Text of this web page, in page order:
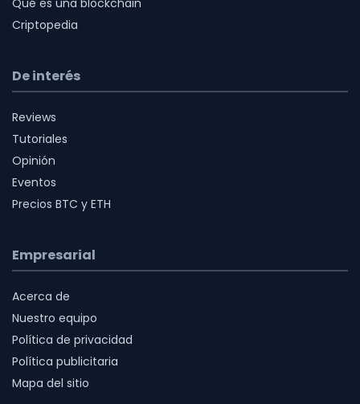
Qué es una blockchain
Criptopedia
De interés
Reviews
Tutoriales
Opinión
Eventos
Precios BTC y ETH
Empresarial
Acerca de
Nuestro equipo
Política de privacidad
Política publicitaria
Mapa del sitio